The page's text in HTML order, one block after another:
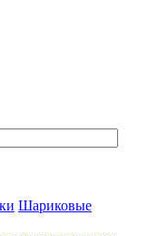
Шариковые